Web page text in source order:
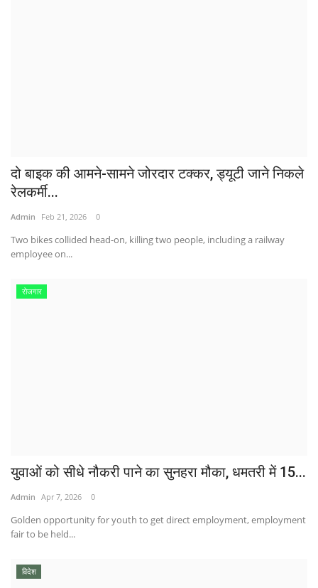
दो बाइक की आमने-सामने जोरदार टक्कर, ड्यूटी जाने निकले
रेलकर्मी...
Admin Feb 21, 2026 0
Two bikes collided head-on, killing two people, including a railway
employee on...
रोजगार
युवाओं को सीधे नौकरी पाने का सुनहरा मौका, धमतरी में 15...
Admin Apr 7, 2026 0
Golden opportunity for youth to get direct employment, employment
fair to be held...
विदेश